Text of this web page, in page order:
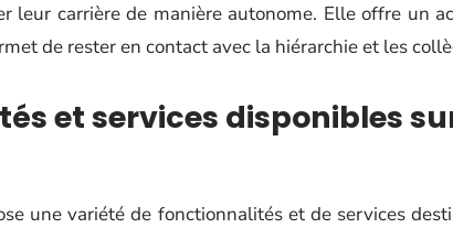
leur carrière de manière autonome. Elle offre un
de rester en contact avec la hiérarchie et les
et services disponibles
une variété de fonctionnalités et de services